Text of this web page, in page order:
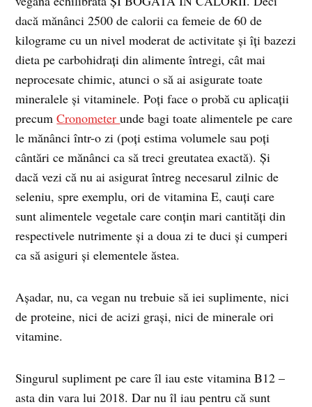
dacă mănânci 2500 de calorii ca femeie de 60 de
kilograme cu un nivel moderat de activitate și îți bazezi
dieta pe carbohidrați din alimente întregi, cât mai
neprocesate chimic, atunci o să ai asigurate toate
mineralele și vitaminele. Poți face o probă cu aplicații
precumCronometerunde bagi toate alimentele pe care
le mănânci într-o zi (poți estima volumele sau poți
cântări ce mănânci ca să treci greutatea exactă). Și
dacă vezi că nu ai asigurat întreg necesarul zilnic de
seleniu, spre exemplu, ori de vitamina E, cauți care
sunt alimentele vegetale care conțin mari cantități din
respectivele nutrimente și a doua zi te duci și cumperi
ca să asiguri și elementele ăstea.
Așadar, nu, ca vegan nu trebuie să iei suplimente, nici
de proteine, nici de acizi grași, nici de minerale ori
vitamine.
Singurul supliment pe care îl iau este vitamina B12 –
asta din vara lui 2018. Dar nu îl iau pentru că sunt